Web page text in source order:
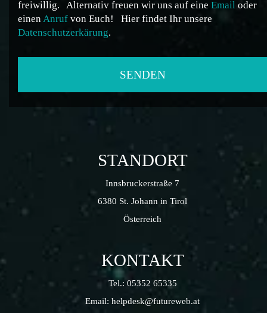
freiwillig.
Alternativ freuen wir uns auf eine Email oder
einenAnruf von Euch!
Hier findet Ihr unsere
Datenschutzerkärung.
STANDORT
Innsbruckerstraße 7
6380 St. Johann in Tirol
Österreich
KONTAKT
Tel.: 05352 65335
Email: helpdesk@futureweb.at